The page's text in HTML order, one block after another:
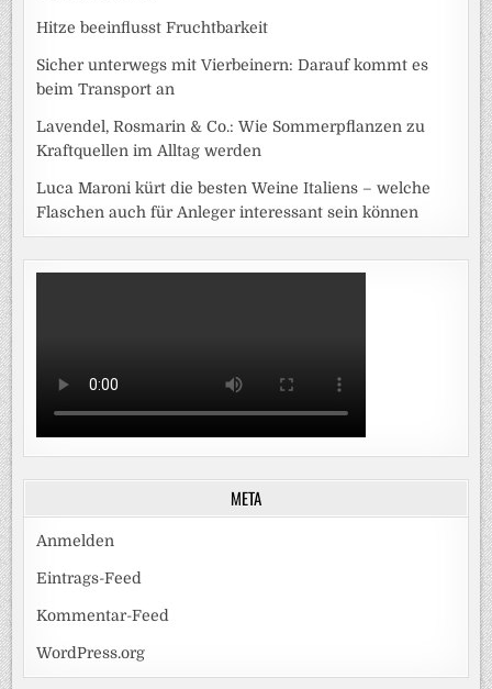
Hitze beeinflusst Fruchtbarkeit
Sicher unterwegs mit Vierbeinern: Darauf kommt es
beim Transport an
Lavendel, Rosmarin & Co.: Wie Sommerpflanzen zu
Kraftquellen im Alltag werden
Luca Maroni kürt die besten Weine Italiens – welche
Flaschen auch für Anleger interessant sein können
META
Anmelden
Eintrags-Feed
Kommentar-Feed
WordPress.org